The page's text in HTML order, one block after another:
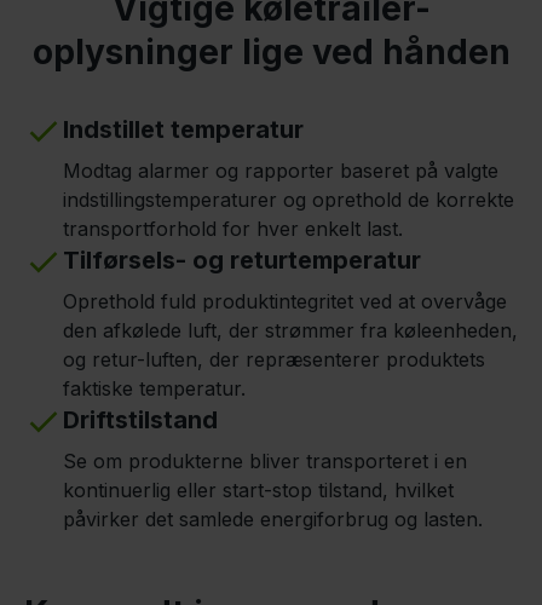
Vigtige køletrailer-
oplysninger lige ved hånden
Indstillet temperatur
Modtag alarmer og rapporter baseret på valgte
indstillingstemperaturer og oprethold de korrekte
transportforhold for hver enkelt last.
Tilførsels- og returtemperatur
Oprethold fuld produktintegritet ved at overvåge
den afkølede luft, der strømmer fra køleenheden,
og retur-luften, der repræsenterer produktets
faktiske temperatur.
Driftstilstand
Se om produkterne bliver transporteret i en
kontinuerlig eller start-stop tilstand, hvilket
påvirker det samlede energiforbrug og lasten.